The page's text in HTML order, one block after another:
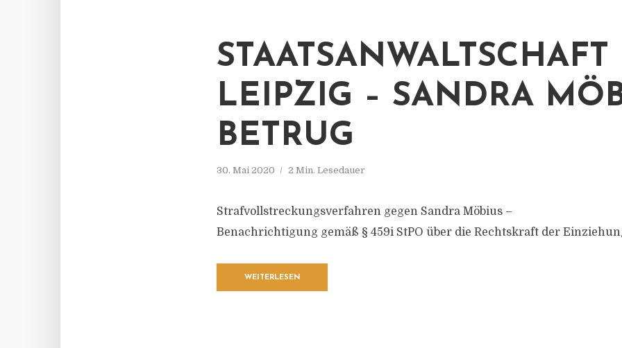
STAATSANWALTSCHAFT
LEIPZIG – SANDRA
BETRUG
30. Mai 2020 2 Min. Lesedauer
Strafvollstreckungsverfahren gegen Sandra Möbius –
Benachrichtigung gemäß § 459i StPO über die Rechtskraft der
WEITERLESEN